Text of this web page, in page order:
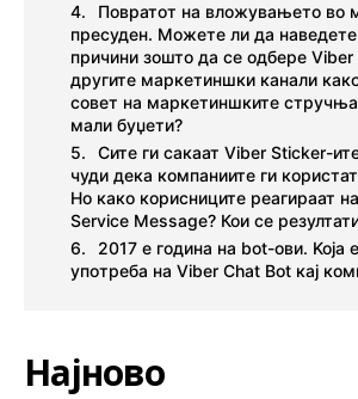
Повратот на вложувањето во
пресуден. Можете ли да наведете
причини зошто да се одбере Viber
другите маркетиншки канали
совет на маркетиншките
мали буџети?
Сите ги сакаат Viber Sticker-
чуди дека компаниите ги
Но како корисниците реагираат
Service Message? Кои се
2017 е година на bot-ови. Koja
употреба на Viber Chat Bot кај
Најново